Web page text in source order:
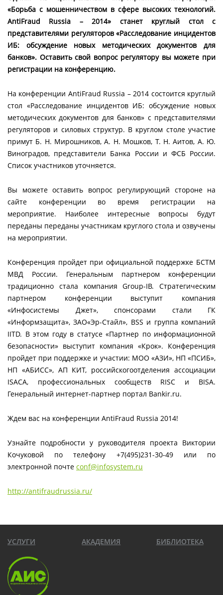
«Борьба с мошенничеством в сфере высоких технологий.
AntiFraud Russia – 2014» станет круглый стол с
представителями регуляторов «Расследование инцидентов
ИБ: обсуждение новых методических документов для
банков». Оставить свой вопрос регулятору вы можете при
регистрации на конференцию.
На конференции AntiFraud Russia – 2014 состоится круглый
стол «Расследование инцидентов ИБ: обсуждение новых
методических документов для банков» с представителями
регуляторов и силовых структур. В круглом столе участие
примут Б. Н. Мирошников, А. Н. Мошков, Т. Н. Аитов, А. Ю.
Виноградов, представители Банка России и ФСБ России.
Список участников уточняется.
Вы можете оставить вопрос регулирующий стороне на
сайте конференции во время регистрации на
мероприятие. Наиболее интересные вопросы будут
переданы переданы участникам круглого стола и озвучены
на мероприятии.
Конференция пройдет при официальной поддержке БСТМ
МВД России. Генеральным партнером конференции
традиционно стала компания Group-IB. Стратегическим
партнером конференции выступит компания
«Инфосистемы Джет», спонсорами стали ГК
«Информзащита», ЗАО«Эр-Стайл», BSS и группа компаний
IITD. В этом году в статусе «Партнер по информационной
безопасности» выступит компания «Крок». Конференция
пройдет при поддержке и участии: МОО «АЗИ», НП «ПСИБ»,
НП «АБИСС», АП КИТ, российскогоотделения ассоциации
ISACA, профессиональных сообществ RISC и BISA.
Генеральный интернет-партнер портал Bankir.ru.
Ждем вас на конференции AntiFraud Russia 2014!
Узнайте подробности у руководителя проекта Виктории
Кочуковой по телефону +7(495)231-30-49 или по
электронной почте conf@infosystem.ru
http://antifraudrussia.ru/
УСЛУГИ АКАДЕМИЯ БИБЛИОТЕКА